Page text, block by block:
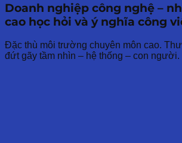
Doanh nghiệp công nghệ –
cao học hỏi và ý nghĩa công
Đặc thù môi trường chuyên môn cao.
đứt gãy tầm nhìn – hệ thống – con người.